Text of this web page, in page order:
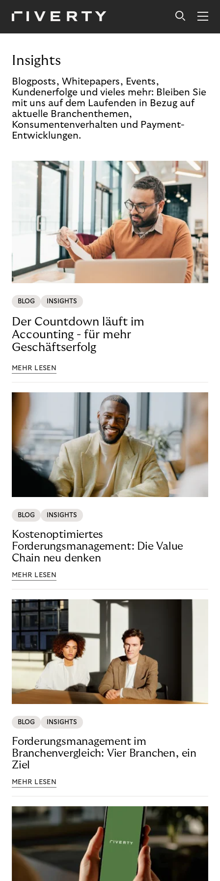
Insights
Blogposts, Whitepapers, Events,
Kundenerfolge und vieles mehr: Bleiben Sie
mit uns auf dem Laufenden in Bezug auf
aktuelle Branchenthemen,
Konsumentenverhalten und Payment-
Entwicklungen.
BLOG INSIGHTS
Der Countdown läuft im
Accounting - für mehr
Geschäftserfolg
MEHR LESEN
BLOG INSIGHTS
Kostenoptimiertes
Forderungsmanagement: Die Value
Chain neu denken
MEHR LESEN
BLOG INSIGHTS
Forderungsmanagement im
Branchenvergleich: Vier Branchen, ein
Ziel
MEHR LESEN